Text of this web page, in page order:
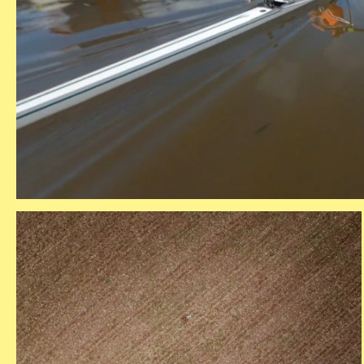
aflevering 2